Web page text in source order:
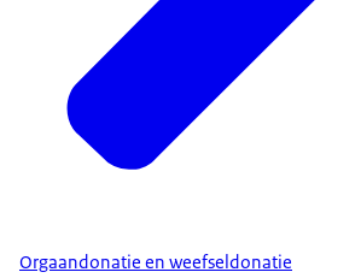
Orgaandonatie en weefseldonatie